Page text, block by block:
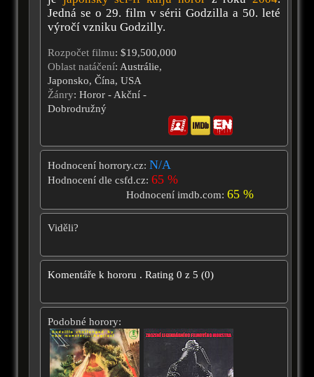
Jedná se o 29. film v sérii Godzilla a 50. leté
výročí vzniku Godzilly.
Rozpočet filmu: $19,500,000
Oblast natáčení: Austrálie,
Japonsko, Čína, USA
Žánry: Horor - Akční -
Dobrodružný
Hodnocení horrory.cz: N/A
Hodnocení dle csfd.cz: 65 %
Hodnocení imdb.com:65 %
Viděli?
Komentáře k hororu . Rating 0 z 5 (0)
Podobné horory: